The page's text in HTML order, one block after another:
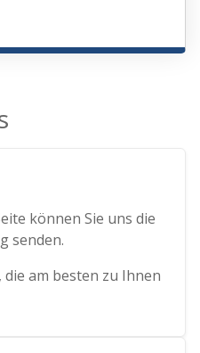
können Sie uns die
senden.
am besten zu Ihnen